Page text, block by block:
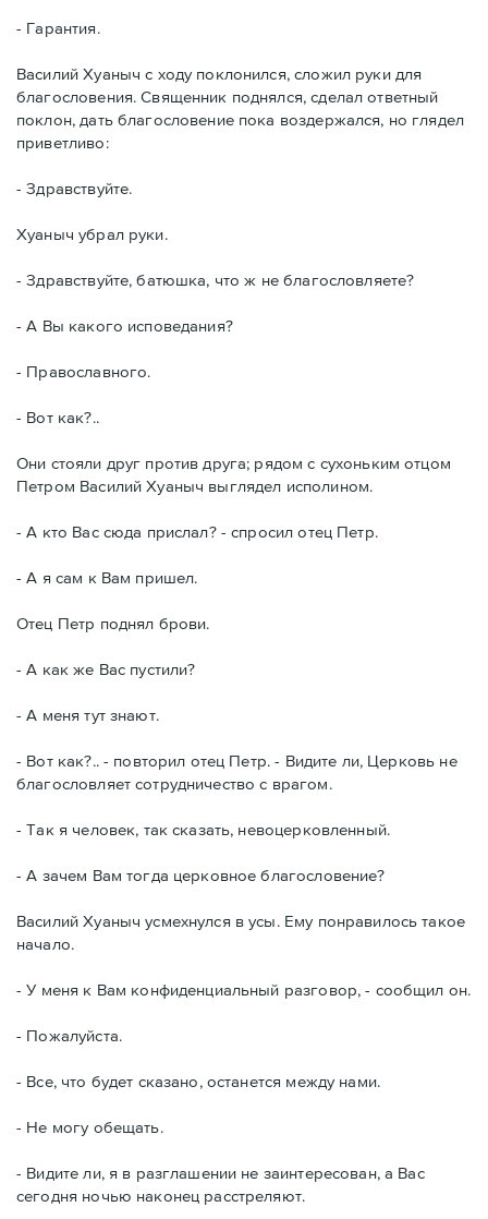
- Гарантия.
Василий Хуаныч с ходу поклонился, сложил руки для
благословения. Священник поднялся, сделал ответный
поклон, дать благословение пока воздержался, но глядел
приветливо:
- Здравствуйте.
Хуаныч убрал руки.
- Здравствуйте, батюшка, что ж не благословляете?
- А Вы какого исповедания?
- Православного.
- Вот как?..
Они стояли друг против друга; рядом с сухоньким отцом
Петром Василий Хуаныч выглядел исполином.
- А кто Вас сюда прислал? - спросил отец Петр.
- А я сам к Вам пришел.
Отец Петр поднял брови.
- А как же Вас пустили?
- А меня тут знают.
- Вот как?.. - повторил отец Петр. - Видите ли, Церковь не
благословляет сотрудничество с врагом.
- Так я человек, так сказать, невоцерковленный.
- А зачем Вам тогда церковное благословение?
Василий Хуаныч усмехнулся в усы. Ему понравилось такое
начало.
- У меня к Вам конфиденциальный разговор, - сообщил он.
- Пожалуйста.
- Все, что будет сказано, останется между нами.
- Не могу обещать.
- Видите ли, я в разглашении не заинтересован, а Вас
сегодня ночью наконец расстреляют.